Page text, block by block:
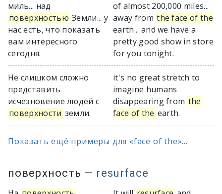
миль... над
поверхностью Земли... у
нас есть, что показать
вам интересного
сегодня.
of almost 200,000 miles...
away from the face of the
earth... and we have a
pretty good show in store
for you tonight.
Не слишком сложно
представить
исчезновение людей с
поверхности земли.
it's no great stretch to
imagine humans
disappearing from the
face of the earth.
Показать ещё примеры для «face of the»...
поверхность — resurface